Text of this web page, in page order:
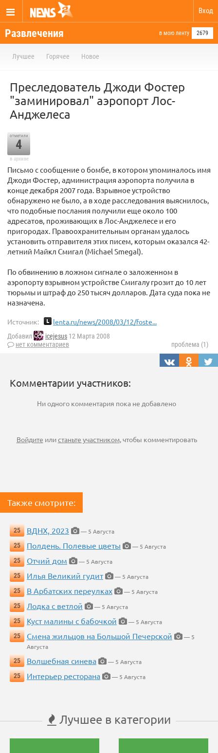
Вход
Развлечения в мою ленту 2679
Лучшее Горячее Новое
Преследователь Джоди Фостер
"заминировал" аэропорт Лос-
Анджелеса
отметили
4
в архиве
Письмо с сообщение о бомбе, в котором упоминалось имя
Джоди Фостер, администрация аэропорта получила в
конце декабря 2007 года. Взрывное устройство
обнаружено не было, а в ходе расследования выяснилось,
что подобные послания получили еще около 100
адресатов, проживающих в Лос-Анджелесе и его
пригородах. Правоохранительным органам удалось
установить отправителя этих писем, которым оказался 42-
летний Майкл Смигал (Michael Smegal).
По обвинению в ложном сигнале о заложенном в
аэропорту взрывном устройстве Смигалу грозит до 10 лет
тюрьмы и штраф до 250 тысяч долларов. Дата суда пока не
назначена.
Источник: lenta.ru/news/2008/03/12/foste...
Добавил icejesus 12 Марта 2008
нет комментариев
проблема (1)
Комментарии участников:
Ни одного комментария пока не добавлено
Войдите илистаньте участником, чтобы комментировать
Также смотрите:
25 ВДНХ, 2023
— 5 Августа
25
Полдень. Полевые цветы
— 5 Августа
25
Отчий дом
— 5 Августа
25
Илья Великий гудит
— 5 Августа
25
В Арбатских переулках
— 5 Августа
25
Лодка с ветлой
— 5 Августа
25
Куст малины с бабочкой
— 5 Августа
25
Смена жильцов на Большой Печерской
— 5
Августа
25
Волшебная синева
— 5 Августа
25
Интерьер ресторана — 5 Августа
Лучшее в категории